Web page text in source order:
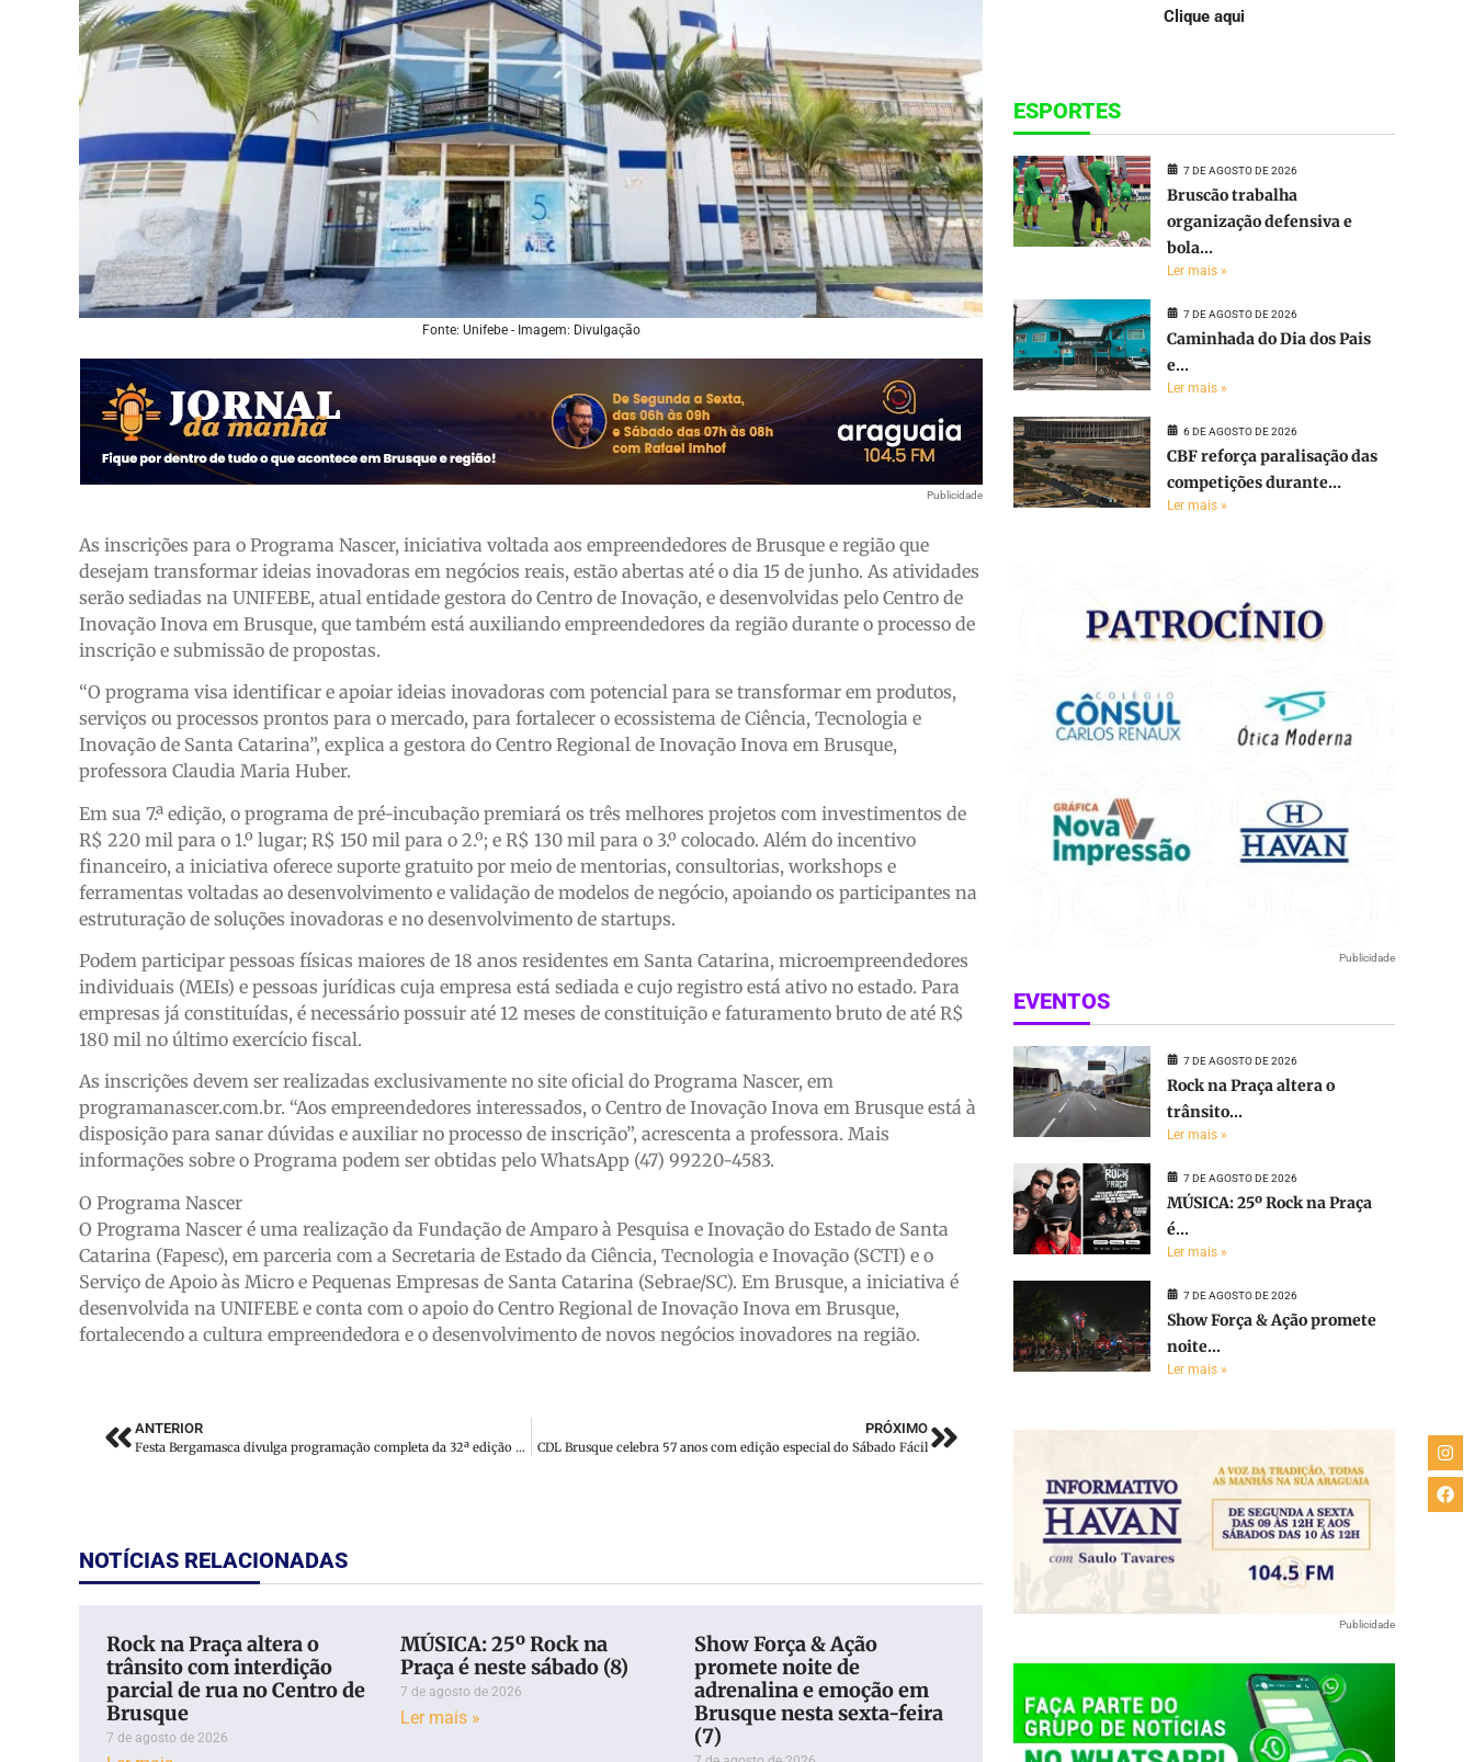
Fonte: Unifebe - Imagem: Divulgação
Publicidade
As inscrições para o Programa Nascer, iniciativa voltada aos empreendedores de Brusque e região que
desejam transformar ideias inovadoras em negócios reais, estão abertas até o dia 15 de junho. As atividades
serão sediadas na UNIFEBE, atual entidade gestora do Centro de Inovação, e desenvolvidas pelo Centro de
Inovação Inova em Brusque, que também está auxiliando empreendedores da região durante o processo de
inscrição e submissão de propostas.
“O programa visa identificar e apoiar ideias inovadoras com potencial para se transformar em produtos,
serviços ou processos prontos para o mercado, para fortalecer o ecossistema de Ciência, Tecnologia e
Inovação de Santa Catarina”, explica a gestora do Centro Regional de Inovação Inova em Brusque,
professora Claudia Maria Huber.
Em sua 7.ª edição, o programa de pré-incubação premiará os três melhores projetos com investimentos de
R$ 220 mil para o 1.º lugar; R$ 150 mil para o 2.º; e R$ 130 mil para o 3.º colocado. Além do incentivo
financeiro, a iniciativa oferece suporte gratuito por meio de mentorias, consultorias, workshops e
ferramentas voltadas ao desenvolvimento e validação de modelos de negócio, apoiando os participantes na
estruturação de soluções inovadoras e no desenvolvimento de startups.
Podem participar pessoas físicas maiores de 18 anos residentes em Santa Catarina, microempreendedores
individuais (MEIs) e pessoas jurídicas cuja empresa está sediada e cujo registro está ativo no estado. Para
empresas já constituídas, é necessário possuir até 12 meses de constituição e faturamento bruto de até R$
180 mil no último exercício fiscal.
As inscrições devem ser realizadas exclusivamente no site oficial do Programa Nascer, em
programanascer.com.br. “Aos empreendedores interessados, o Centro de Inovação Inova em Brusque está à
disposição para sanar dúvidas e auxiliar no processo de inscrição”, acrescenta a professora. Mais
informações sobre o Programa podem ser obtidas pelo WhatsApp (47) 99220-4583.
O Programa Nascer
O Programa Nascer é uma realização da Fundação de Amparo à Pesquisa e Inovação do Estado de Santa
Catarina (Fapesc), em parceria com a Secretaria de Estado da Ciência, Tecnologia e Inovação (SCTI) e o
Serviço de Apoio às Micro e Pequenas Empresas de Santa Catarina (Sebrae/SC). Em Brusque, a iniciativa é
desenvolvida na UNIFEBE e conta com o apoio do Centro Regional de Inovação Inova em Brusque,
fortalecendo a cultura empreendedora e o desenvolvimento de novos negócios inovadores na região.
ANTERIOR
Festa Bergamasca divulga programação completa da 32ª edição em Botuverá
PRÓXIMO
CDL Brusque celebra 57 anos com edição especial do Sábado Fácil
NOTÍCIAS RELACIONADAS
Rock na Praça altera o
trânsito com interdição
parcial de rua no Centro de
Brusque
7 de agosto de 2026
MÚSICA: 25º Rock na
Praça é neste sábado (8)
7 de agosto de 2026
Ler mais »
Show Força & Ação
promete noite de
adrenalina e emoção em
Brusque nesta sexta-feira
(7)
Clique aqui
ESPORTES
7 DE AGOSTO DE 2026
Bruscão trabalha
organização defensiva e
bola...
Ler mais »
7 DE AGOSTO DE 2026
Caminhada do Dia dos Pais
e...
Ler mais »
6 DE AGOSTO DE 2026
CBF reforça paralisação das
competições durante...
Ler mais »
Publicidade
EVENTOS
7 DE AGOSTO DE 2026
Rock na Praça altera o
trânsito...
Ler mais »
7 DE AGOSTO DE 2026
MÚSICA: 25º Rock na Praça
é...
Ler mais »
7 DE AGOSTO DE 2026
Show Força & Ação promete
noite...
Ler mais »
Publicidade